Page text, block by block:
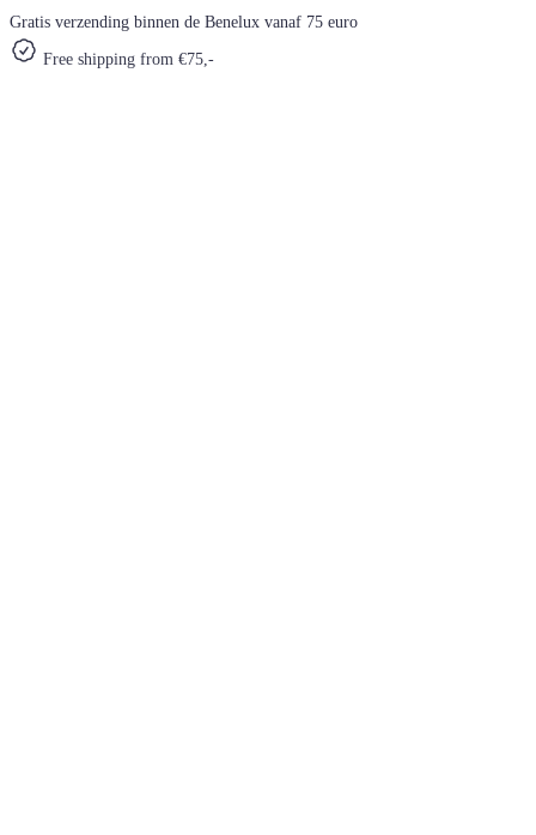
Gratis verzending binnen de Benelux vanaf 75 euro
Free shipping from €75,-